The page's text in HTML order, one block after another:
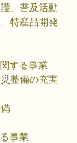
、普及活動
特産品開発
する事業
整備の充実
事業